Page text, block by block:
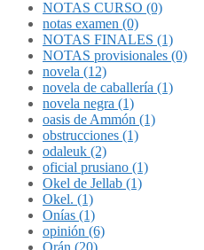
NOTAS CURSO (0)
notas examen (0)
NOTAS FINALES (1)
NOTAS provisionales (0)
novela (12)
novela de caballería (1)
novela negra (1)
oasis de Ammón (1)
obstrucciones (1)
odaleuk (2)
oficial prusiano (1)
Okel de Jellab (1)
Okel. (1)
Onías (1)
opinión (6)
Orán (20)